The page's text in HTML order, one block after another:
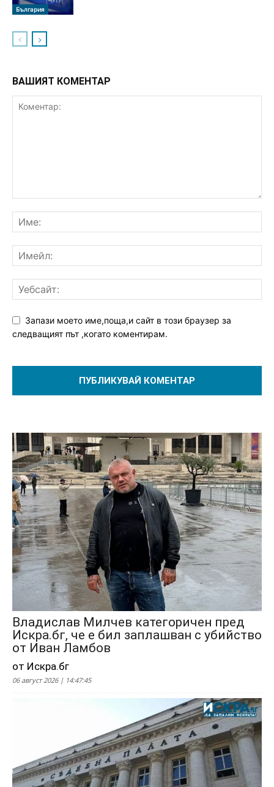
България
ВАШИЯТ КОМЕНТАР
Запази моето име,поща,и сайт в този браузер за
следващият път ,когато коментирам.
Владислав Милчев категоричен пред
Искра.бг, че е бил заплашван с убийство
от Иван Ламбов
от Искра.бг
06 август 2026 | 14:47:45